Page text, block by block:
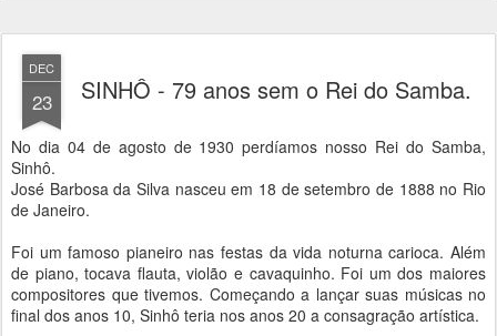
DEC
23 SINHÔ - 79 anos sem o Rei do Samba.
No dia 04 de agosto de 1930 perdíamos nosso Rei do Samba,
Sinhô.
José Barbosa da Silva nasceu em 18 de setembro de 1888 no Rio
de Janeiro.
Foi um famoso pianeiro nas festas da vida noturna carioca. Além
de piano, tocava flauta, violão e cavaquinho. Foi um dos maiores
compositores que tivemos. Começando a lançar suas músicas no
final dos anos 10, Sinhô teria nos anos 20 a consagração artística.